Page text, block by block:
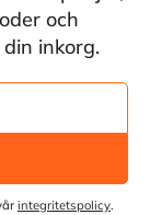
och
inkorg.
integritetspolicy.